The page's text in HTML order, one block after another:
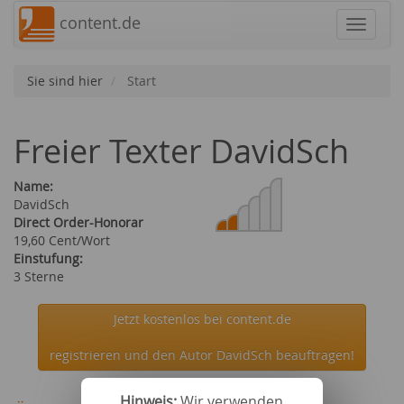
content.de
Sie sind hier Start
Freier Texter DavidSch
Name:
DavidSch
Direct Order-Honorar
19,60 Cent/Wort
Einstufung:
3 Sterne
Jetzt kostenlos bei content.de
registrieren und den Autor DavidSch beauftragen!